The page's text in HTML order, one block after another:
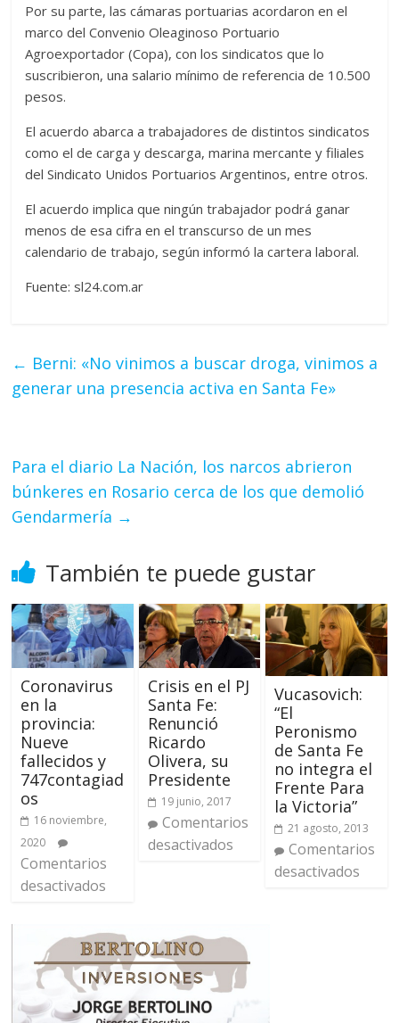
Por su parte, las cámaras portuarias acordaron en el
marco del Convenio Oleaginoso Portuario
Agroexportador (Copa), con los sindicatos que lo
suscribieron, una salario mínimo de referencia de 10.500
pesos.
El acuerdo abarca a trabajadores de distintos sindicatos
como el de carga y descarga, marina mercante y filiales
del Sindicato Unidos Portuarios Argentinos, entre otros.
El acuerdo implica que ningún trabajador podrá ganar
menos de esa cifra en el transcurso de un mes
calendario de trabajo, según informó la cartera laboral.
Fuente: sl24.com.ar
← Berni: «No vinimos a buscar droga, vinimos a
generar una presencia activa en Santa Fe»
Para el diario La Nación, los narcos abrieron
búnkeres en Rosario cerca de los que demolió
Gendarmería →
También te puede gustar
Coronavirus
en la
provincia:
Nueve
fallecidos y
747contagiad
os
16 noviembre,
2020
Comentarios
desactivados
Crisis en el PJ
Santa Fe:
Renunció
Ricardo
Olivera, su
Presidente
19 junio, 2017
Comentarios
desactivados
Vucasovich:
“El
Peronismo
de Santa Fe
no integra el
Frente Para
la Victoria”
21 agosto, 2013
Comentarios
desactivados